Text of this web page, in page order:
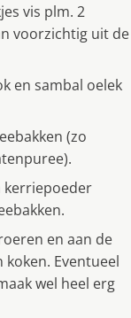
vis plm. 2
voorzichtig uit de
en sambal oelek
(zo
kerriepoeder
en aan de
Eventueel
wel heel erg